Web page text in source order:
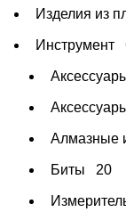
Изделия из
Инструмент
Алмазные
Биты 20